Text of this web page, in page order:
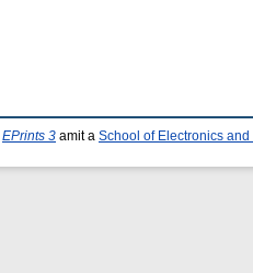
EPrints 3 amit a School of Electronics